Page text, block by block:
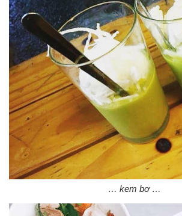
… kem bơ …